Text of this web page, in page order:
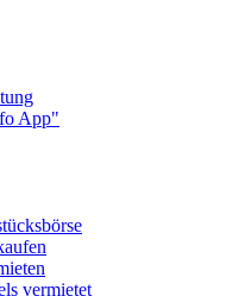
App"
vermietet